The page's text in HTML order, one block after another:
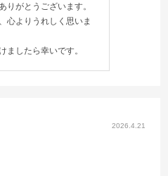
りがとうございます。
心よりうれしく思いま
ましたら幸いです。
2026.4.21